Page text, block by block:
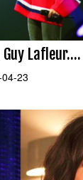
Lafleur....
23